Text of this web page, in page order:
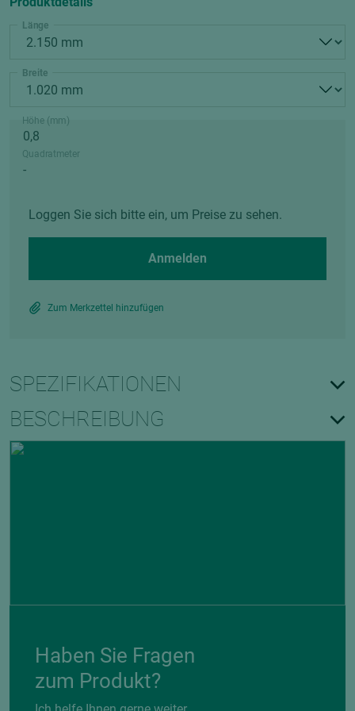
Länge
Breite
Höhe (mm)
Quadratmeter
Loggen Sie sich bitte ein, um Preise zu sehen.
Anmelden
Zum Merkzettel hinzufügen
SPEZIFIKATIONEN
BESCHREIBUNG
Haben Sie Fragen
zum Produkt?